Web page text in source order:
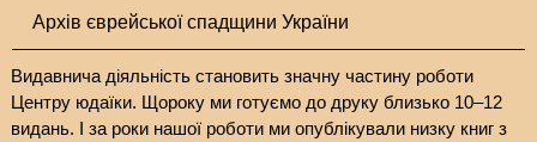
Архів єврейської спадщини України
Видавнича діяльність становить значну частину роботи
Центру юдаїки. Щороку ми готуємо до друку близько 10–12
видань. І за роки нашої роботи ми опублікували низку книг з